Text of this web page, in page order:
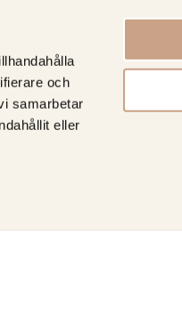
och
samarbetar
eller